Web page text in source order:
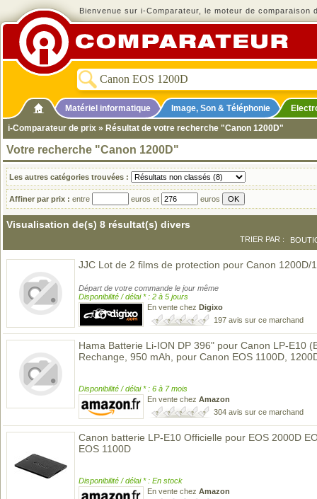
Bienvenue sur i-Comparateur, le moteur de comparaison
Matériel informatique Image, Son & Téléphonie
i-Comparateur de prix » Résultat de votre recherche "Canon 1200D"
Votre recherche "Canon 1200D"
Les autres catégories trouvées :
Affiner par prix : entre euros et euros
Visualisation de(s) 8 résultat(s) divers
TRIER PAR :
JJC Lot de 2 films de protection pour Canon 1200D/
Départ de votre commande le jour même
Disponibilité / délai * : 2 à 5 jours
En vente chez Digixo
197 avis sur ce marchand
Hama Batterie Li-ION DP 396" pour Canon LP-E10
Rechange, 950 mAh, pour Canon EOS 1100D,
Disponibilité / délai * : 6 à 7 mois
En vente chez Amazon
304 avis sur ce marchand
Canon batterie LP-E10 Officielle pour EOS 2000D
EOS 1100D
Disponibilité / délai * : En stock
En vente chez Amazon